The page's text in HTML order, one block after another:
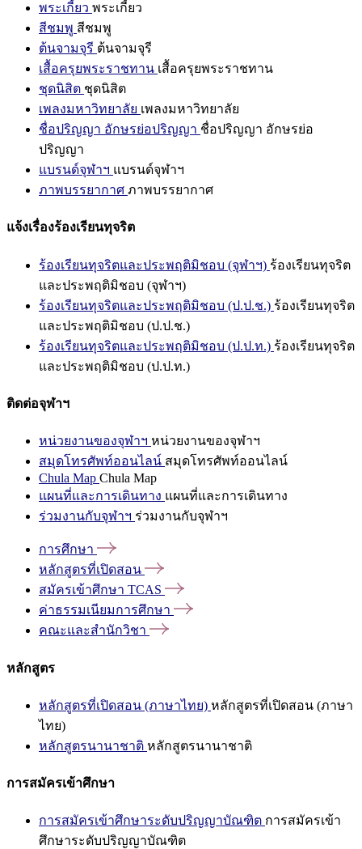
พระเกี้ยว พระเกี้ยว
สีชมพู สีชมพู
ต้นจามจุรี ต้นจามจุรี
เสื้อครุยพระราชทาน เสื้อครุยพระราชทาน
ชุดนิสิต ชุดนิสิต
เพลงมหาวิทยาลัย เพลงมหาวิทยาลัย
ชื่อปริญญา อักษรย่อปริญญา ชื่อปริญญา อักษรย่อ
ปริญญา
แบรนด์จุฬาฯ แบรนด์จุฬาฯ
ภาพบรรยากาศ ภาพบรรยากาศ
แจ้งเรื่องร้องเรียนทุจริต
ร้องเรียนทุจริตและประพฤติมิชอบ (จุฬาฯ) ร้องเรียนทุจริต
และประพฤติมิชอบ (จุฬาฯ)
ร้องเรียนทุจริตและประพฤติมิชอบ (ป.ป.ช.) ร้องเรียนทุจริต
และประพฤติมิชอบ (ป.ป.ช.)
ร้องเรียนทุจริตและประพฤติมิชอบ (ป.ป.ท.) ร้องเรียนทุจริต
และประพฤติมิชอบ (ป.ป.ท.)
ติดต่อจุฬาฯ
หน่วยงานของจุฬาฯ หน่วยงานของจุฬาฯ
สมุดโทรศัพท์ออนไลน์ สมุดโทรศัพท์ออนไลน์
Chula Map Chula Map
แผนที่และการเดินทาง แผนที่และการเดินทาง
ร่วมงานกับจุฬาฯ ร่วมงานกับจุฬาฯ
การศึกษา
หลักสูตรที่เปิดสอน
สมัครเข้าศึกษา TCAS
ค่าธรรมเนียมการศึกษา
คณะและสำนักวิชา
หลักสูตร
หลักสูตรที่เปิดสอน (ภาษาไทย) หลักสูตรที่เปิดสอน (ภาษา
ไทย)
หลักสูตรนานาชาติ หลักสูตรนานาชาติ
การสมัครเข้าศึกษา
การสมัครเข้าศึกษาระดับปริญญาบัณฑิต การสมัครเข้า
ศึกษาระดับปริญญาบัณฑิต